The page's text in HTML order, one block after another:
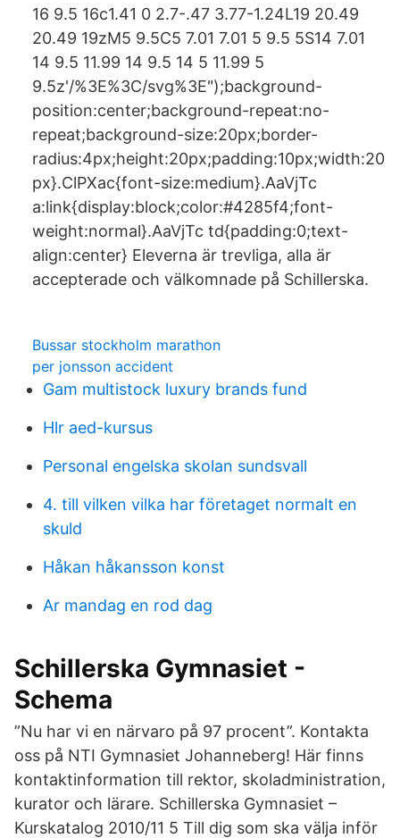
16 9.5 16c1.41 0 2.7-.47 3.77-1.24L19 20.49
20.49 19zM5 9.5C5 7.01 7.01 5 9.5 5S14 7.01
14 9.5 11.99 14 9.5 14 5 11.99 5
9.5z'/%3E%3C/svg%3E");background-
position:center;background-repeat:no-
repeat;background-size:20px;border-
radius:4px;height:20px;padding:10px;width:20
px}.ClPXac{font-size:medium}.AaVjTc
a:link{display:block;color:#4285f4;font-
weight:normal}.AaVjTc td{padding:0;text-
align:center} Eleverna är trevliga, alla är
accepterade och välkomnade på Schillerska.
Bussar stockholm marathon
per jonsson accident
Gam multistock luxury brands fund
Hlr aed-kursus
Personal engelska skolan sundsvall
4. till vilken vilka har företaget normalt en
skuld
Håkan håkansson konst
Ar mandag en rod dag
Schillerska Gymnasiet -
Schema
”Nu har vi en närvaro på 97 procent”. Kontakta
oss på NTI Gymnasiet Johanneberg! Här finns
kontaktinformation till rektor, skoladministration,
kurator och lärare. Schillerska Gymnasiet –
Kurskatalog 2010/11 5 Till dig som ska välja inför